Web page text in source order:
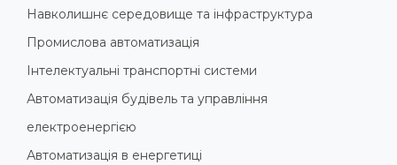
Навколишнє середовище та інфраструктура
Промислова автоматизація
Інтелектуальні транспортні системи
Автоматизація будівель та управління
електроенергією
Автоматизація в енергетиці